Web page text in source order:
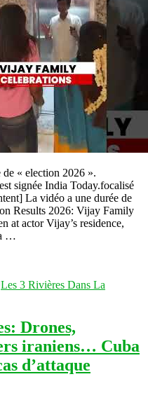
« election 2026 ».
signée India Today.focalisé
La vidéo a une durée de
Results 2026: Vijay Family
at actor Vijay’s residence,
…
Publié
Les 3 Rivières Dans La
Drones,
iraniens… Cuba
d’attaque